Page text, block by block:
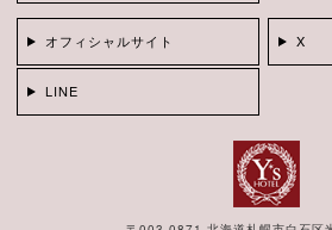
オフィシャルサイト X
LINE